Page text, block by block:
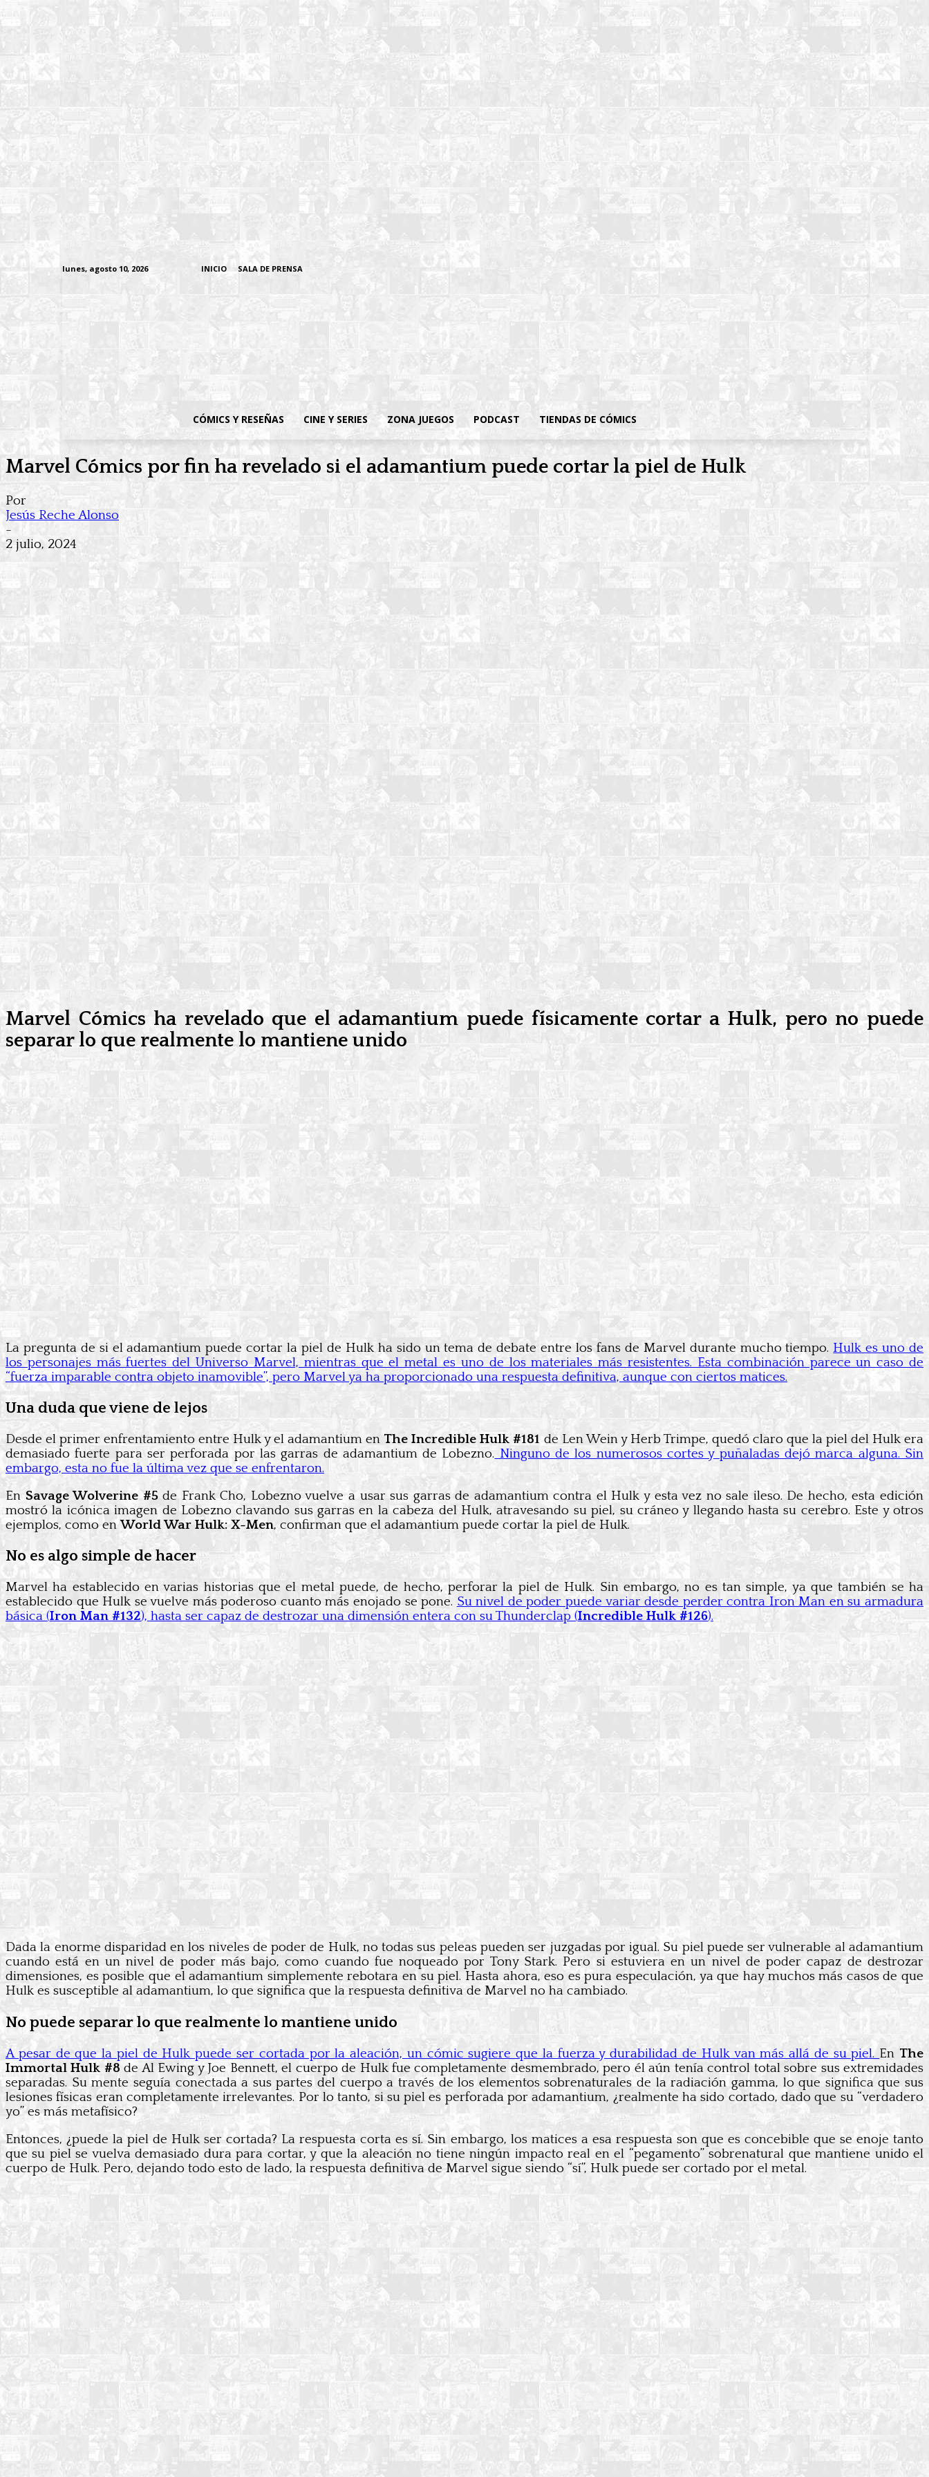
lunes, agosto 10, 2026 INICIO SALA DE PRENSA
CÓMICS Y RESEÑAS CINE Y SERIES ZONA JUEGOS PODCAST TIENDAS DE CÓMICS
Marvel Cómics por fin ha revelado si el adamantium puede cortar la piel de Hulk
Por
Jesús Reche Alonso
-
2 julio, 2024
Marvel Cómics ha revelado que el adamantium puede físicamente cortar a Hulk, pero no puede
separar lo que realmente lo mantiene unido
La pregunta de si el adamantium puede cortar la piel de Hulk ha sido un tema de debate entre los fans de Marvel durante mucho tiempo. Hulk es uno de
los personajes más fuertes del Universo Marvel, mientras que el metal es uno de los materiales más resistentes. Esta combinación parece un caso de
“fuerza imparable contra objeto inamovible”, pero Marvel ya ha proporcionado una respuesta definitiva, aunque con ciertos matices.
Una duda que viene de lejos
Desde el primer enfrentamiento entre Hulk y el adamantium en The Incredible Hulk #181 de Len Wein y Herb Trimpe, quedó claro que la piel del Hulk era
demasiado fuerte para ser perforada por las garras de adamantium de Lobezno. Ninguno de los numerosos cortes y puñaladas dejó marca alguna. Sin
embargo, esta no fue la última vez que se enfrentaron.
EnSavage Wolverine #5de Frank Cho, Lobezno vuelve a usar sus garras de adamantium contra el Hulk y esta vez no sale ileso. De hecho, esta edición
mostró la icónica imagen de Lobezno clavando sus garras en la cabeza del Hulk, atravesando su piel, su cráneo y llegando hasta su cerebro. Este y otros
ejemplos, como enWorld War Hulk: X-Men, confirman que el adamantium puede cortar la piel de Hulk.
No es algo simple de hacer
Marvel ha establecido en varias historias que el metal puede, de hecho, perforar la piel de Hulk. Sin embargo, no es tan simple, ya que también se ha
establecido que Hulk se vuelve más poderoso cuanto más enojado se pone. Su nivel de poder puede variar desde perder contra Iron Man en su armadura
básica (Iron Man #132), hasta ser capaz de destrozar una dimensión entera con su Thunderclap (Incredible Hulk #126).
Dada la enorme disparidad en los niveles de poder de Hulk, no todas sus peleas pueden ser juzgadas por igual. Su piel puede ser vulnerable al adamantium
cuando está en un nivel de poder más bajo, como cuando fue noqueado por Tony Stark. Pero si estuviera en un nivel de poder capaz de destrozar
dimensiones, es posible que el adamantium simplemente rebotara en su piel. Hasta ahora, eso es pura especulación, ya que hay muchos más casos de que
Hulk es susceptible al adamantium, lo que significa que la respuesta definitiva de Marvel no ha cambiado.
No puede separar lo que realmente lo mantiene unido
A pesar de que la piel de Hulk puede ser cortada por la aleación, un cómic sugiere que la fuerza y durabilidad de Hulk van más allá de su piel. En The
Immortal Hulk #8 de Al Ewing y Joe Bennett, el cuerpo de Hulk fue completamente desmembrado, pero él aún tenía control total sobre sus extremidades
separadas. Su mente seguía conectada a sus partes del cuerpo a través de los elementos sobrenaturales de la radiación gamma, lo que significa que sus
lesiones físicas eran completamente irrelevantes. Por lo tanto, si su piel es perforada por adamantium, ¿realmente ha sido cortado, dado que su “verdadero
yo” es más metafísico?
Entonces, ¿puede la piel de Hulk ser cortada? La respuesta corta es sí. Sin embargo, los matices a esa respuesta son que es concebible que se enoje tanto
que su piel se vuelva demasiado dura para cortar, y que la aleación no tiene ningún impacto real en el “pegamento” sobrenatural que mantiene unido el
cuerpo de Hulk. Pero, dejando todo esto de lado, la respuesta definitiva de Marvel sigue siendo “sí”, Hulk puede ser cortado por el metal.